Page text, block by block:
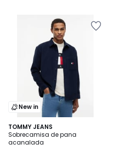
New in
TOMMY JEANS
Sobrecamisa de pana
acanalada
2
Colores